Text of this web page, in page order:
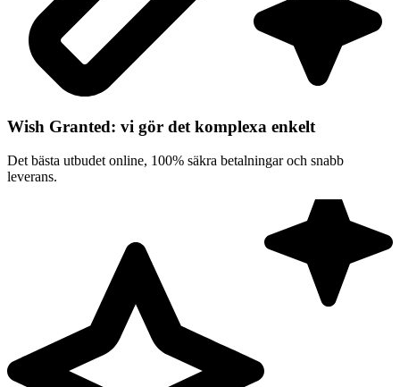
Wish Granted: vi gör det komplexa enkelt
Det bästa utbudet online, 100% säkra betalningar och snabb
leverans.